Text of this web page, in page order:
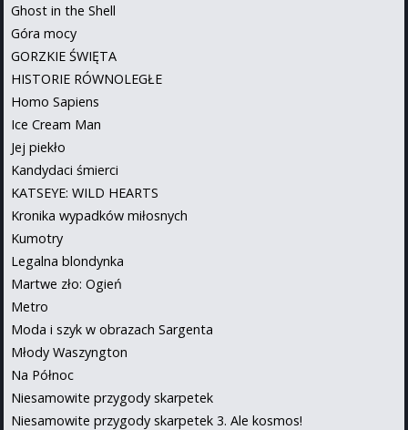
Ghost in the Shell
Góra mocy
GORZKIE ŚWIĘTA
HISTORIE RÓWNOLEGŁE
Homo Sapiens
Ice Cream Man
Jej piekło
Kandydaci śmierci
KATSEYE: WILD HEARTS
Kronika wypadków miłosnych
Kumotry
Legalna blondynka
Martwe zło: Ogień
Metro
Moda i szyk w obrazach Sargenta
Młody Waszyngton
Na Północ
Niesamowite przygody skarpetek
Niesamowite przygody skarpetek 3. Ale kosmos!